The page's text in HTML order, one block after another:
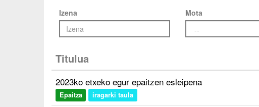
Izena
Mota
Titulua
2023ko etxeko egur epaitzen esleipena
Epaitza iragarki taula